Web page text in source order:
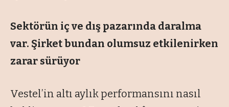
Sektörün iç ve dış pazarında daralma
var. Şirket bundan olumsuz etkilenirken
zarar sürüyor
Vestel’in altı aylık performansını nasıl